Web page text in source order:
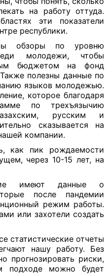
на работу оттуда.
эти показатели
республики.
обзоры по уровню
молодежи, чтобы
бюджетом на фонд
полезны данные по
языков молодежью.
которое благодаря
по трехъязычию
русским и
сказывается на
компании.
как пик рождаемости
через 10-15 лет, на
имеют данные о
после пандемии
режим работы.
или захотели создать
статистические отчеты
нашу работу. Без
прогнозировать риски,
подходе можно будет